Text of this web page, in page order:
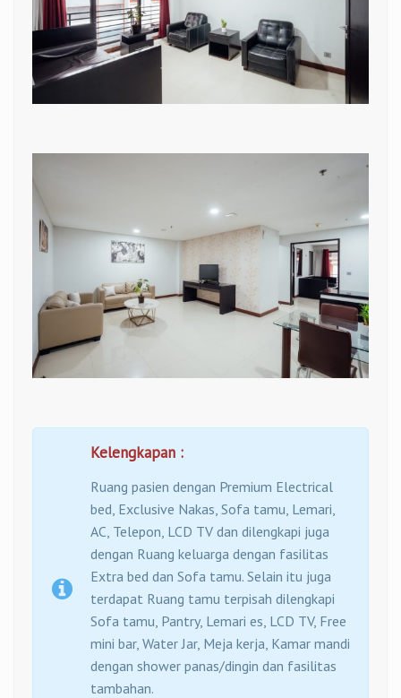
Kelengkapan :
Ruang pasien dengan Premium Electrical
bed, Exclusive Nakas, Sofa tamu, Lemari,
AC, Telepon, LCD TV dan dilengkapi juga
dengan Ruang keluarga dengan fasilitas
Extra bed dan Sofa tamu. Selain itu juga
terdapat Ruang tamu terpisah dilengkapi
Sofa tamu, Pantry, Lemari es, LCD TV, Free
mini bar, Water Jar, Meja kerja, Kamar mandi
dengan shower panas/dingin dan fasilitas
tambahan.